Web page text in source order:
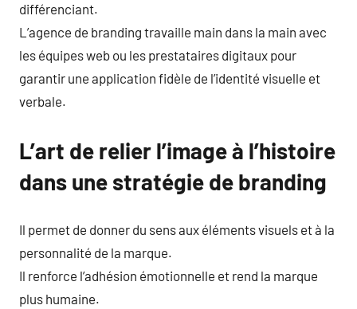
différenciant.
L’agence de branding travaille main dans la main avec
les équipes web ou les prestataires digitaux pour
garantir une application fidèle de l’identité visuelle et
verbale.
L’art de relier l’image à l’histoire
dans une stratégie de branding
Il permet de donner du sens aux éléments visuels et à la
personnalité de la marque.
Il renforce l’adhésion émotionnelle et rend la marque
plus humaine.